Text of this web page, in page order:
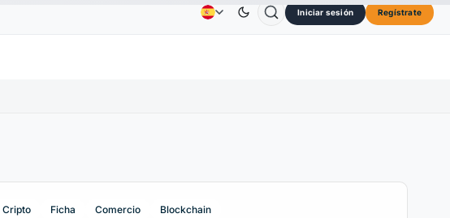
↑2.10% TRON TRX0,3264 US$↓0.30% DogecoinDOGE
Quiénes Somos Iniciar sesión Regístrate
Cripto Ficha Comercio Blockchain